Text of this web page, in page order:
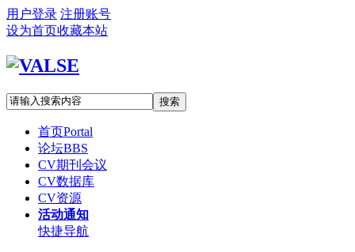
用户登录 注册账号
设为首页收藏本站
搜索
首页Portal
论坛BBS
CV期刊会议
CV数据库
CV资源
活动通知
快捷导航